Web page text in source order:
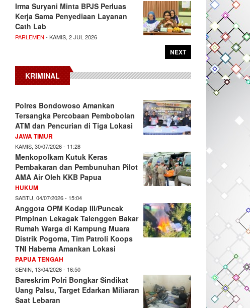
Irma Suryani Minta BPJS Perluas
Kerja Sama Penyediaan Layanan
Cath Lab
PARLEMEN - KAMIS, 2 JUL 2026
NEXT
KRIMINAL
Polres Bondowoso Amankan
Tersangka Percobaan Pembobolan
ATM dan Pencurian di Tiga Lokasi
JAWA TIMUR
KAMIS, 30/07/2026 - 11:28
Menkopolkam Kutuk Keras
Pembakaran dan Pembunuhan Pilot
AMA Air Oleh KKB Papua
HUKUM
SABTU, 04/07/2026 - 15:04
Anggota OPM Kodap III/Puncak
Pimpinan Lekagak Talenggen Bakar
Rumah Warga di Kampung Muara
Distrik Pogoma, Tim Patroli Koops
TNI Habema Amankan Lokasi
PAPUA TENGAH
SENIN, 13/04/2026 - 16:50
Bareskrim Polri Bongkar Sindikat
Uang Palsu, Target Edarkan Miliaran
Saat Lebaran